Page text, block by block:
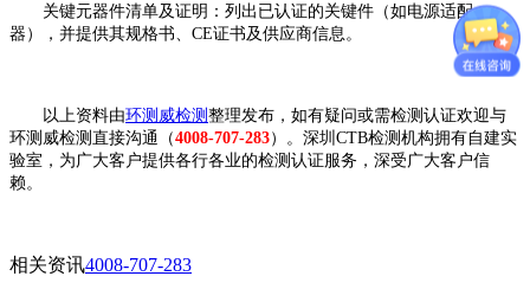
关键元器件清单及证明：列出已认证的关键件（如电源适配
器），并提供其规格书、CE证书及供应商信息。
以上资料由环测威检测 整理发布，如有疑问或需检测认证欢迎与
环测威检测直接沟通（4008-707-283）。深圳CTB检测机构拥有自建实
验室，为广大客户提供各行各业的检测认证服务，深受广大客户信
赖。
相关资讯4008-707-283